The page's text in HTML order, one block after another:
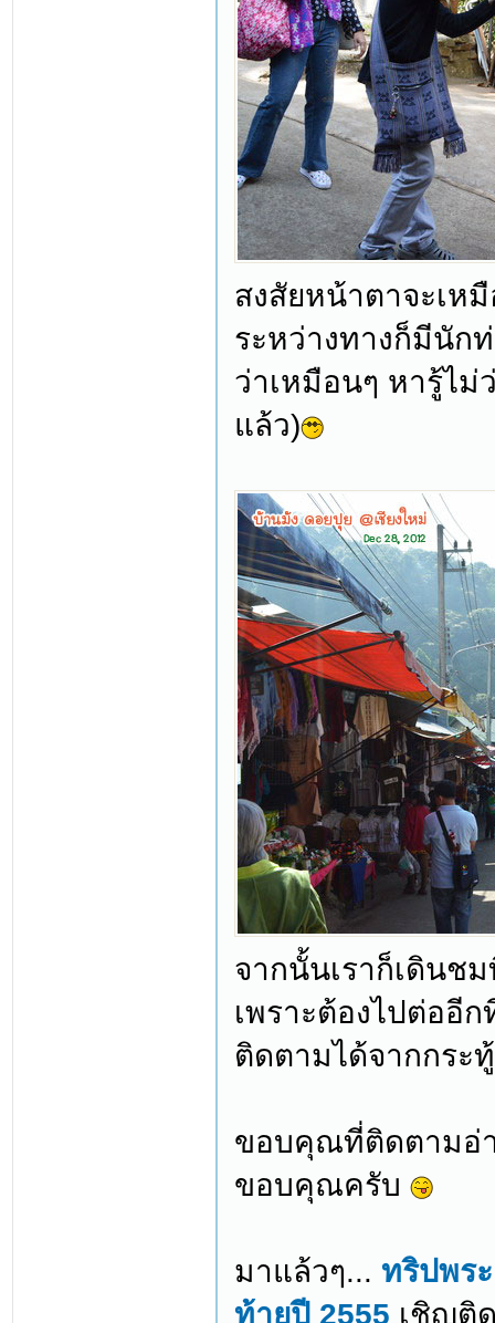
สงสัยหน้าตาจะเห
ระหว่างทางก็มีนัก
ว่าเหมือนๆ หารู้ไม่
แล้ว)
จากนั้นเราก็เดินช
เพราะต้องไปต่ออี
ติดตามได้จากกระ
ขอบคุณที่ติดตามอ่
ขอบคุณครับ
มาแล้วๆ... ทริปพร
ท้ายปี 2555 เชิญติ